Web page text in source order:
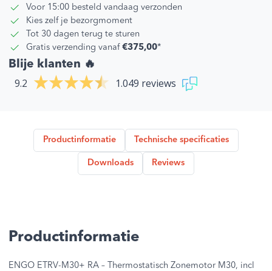
Voor 15:00 besteld vandaag verzonden
Kies zelf je bezorgmoment
Tot 30 dagen terug te sturen
Gratis verzending vanaf €375,00*
Blije klanten 🔥
9.2 1.049 reviews
Productinformatie Technische specificaties
Downloads Reviews
Productinformatie
ENGO ETRV-M30+ RA – Thermostatisch Zonemotor M30, incl